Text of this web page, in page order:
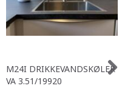
M24I DRIKKEVANDSKØLER
VA 3.51/19920